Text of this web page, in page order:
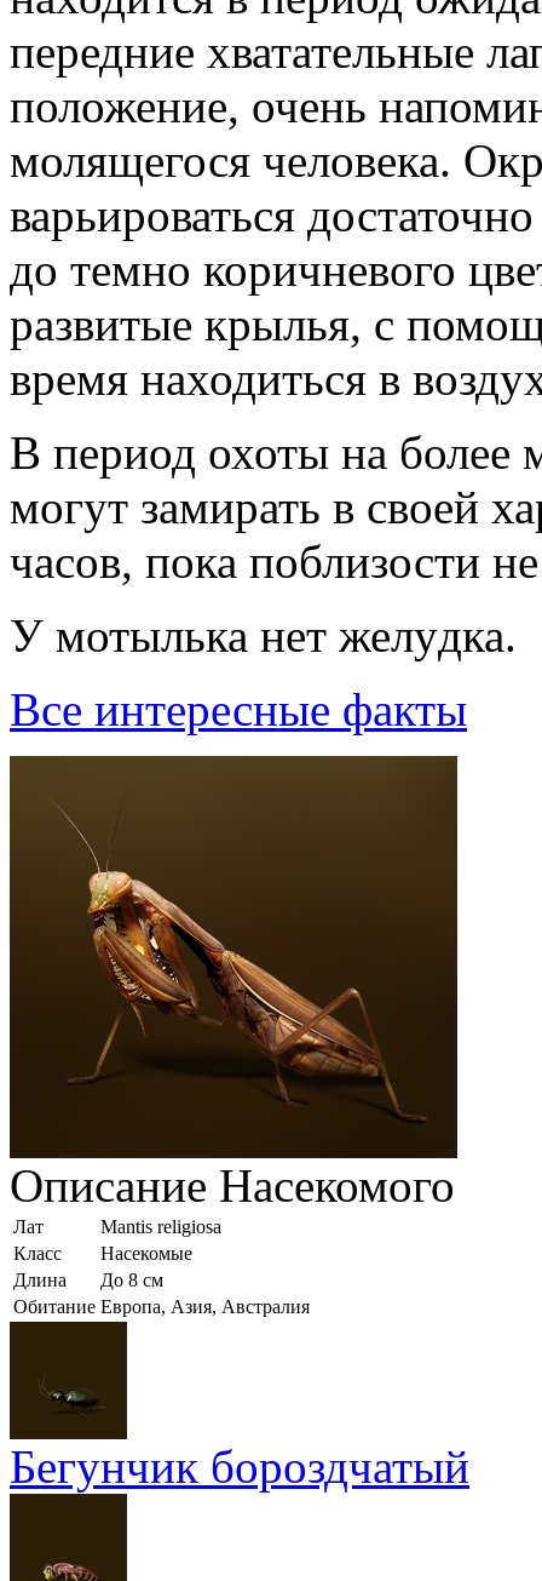
передние хватательные
положение, очень
молящегося человека.
варьироваться
до темно коричневого
развитые крылья, с
время находиться в
В период охоты на более
могут замирать в своей
часов, пока поблизости
У мотылька нет желyдка.
Все интересные факты
Описание Насекомого
Лат
Mantis religiosa
Класс
Насекомые
Длина
До 8 см
Обитание Европа, Азия, Австралия
Бегунчик бороздчатый